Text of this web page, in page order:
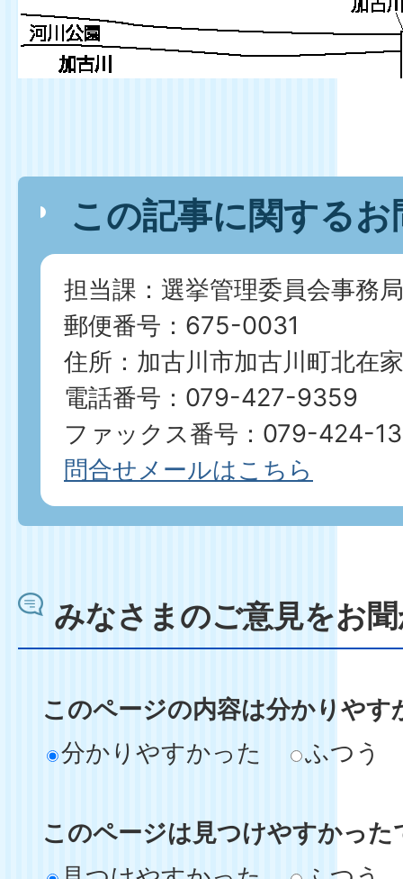
この記事に関する
担当課：選挙管理委員会事務局
郵便番号：675-0031
住所：加古川市加古川町北在
電話番号：079-427-9359
ファックス番号：079-424-
問合せメールはこちら
みなさまのご意見をお
このページの内容は分かりやす
分かりやすかった
ふつう
このページは見つけやすかった